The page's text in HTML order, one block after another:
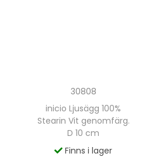
30808
inicio Ljusägg 100%
Stearin Vit genomfärg.
D 10 cm
Finns i lager